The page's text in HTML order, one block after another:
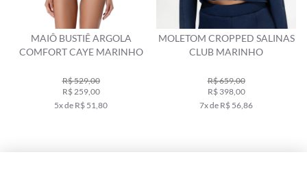
MAIÔ BUSTIÊ ARGOLA
COMFORT CAYE MARINHO
R$ 529,00
R$ 259,00
5x de R$ 51,80
MOLETOM CROPPED SALINAS
CLUB MARINHO
R$ 659,00
R$ 398,00
7x de R$ 56,86